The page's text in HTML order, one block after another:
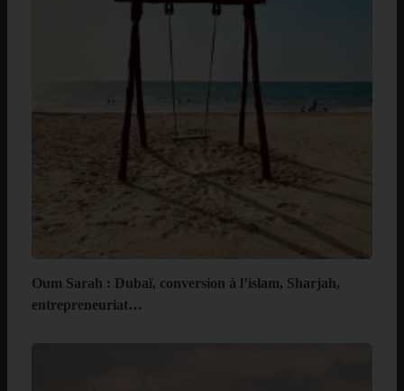
Oum Sarah : Dubaï, conversion à l’islam, Sharjah,
entrepreneuriat…